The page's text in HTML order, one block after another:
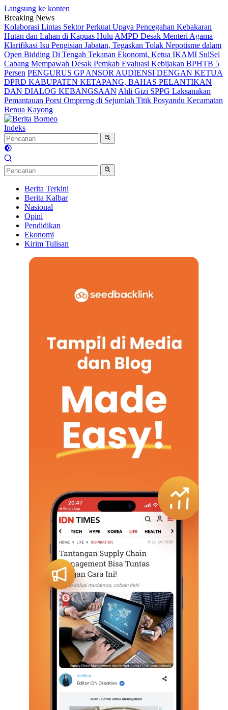
Langsung ke konten
Breaking News
Kolaborasi Lintas Sektor Perkuat Upaya Pencegahan Kebakaran
Hutan dan Lahan di Kapuas Hulu AMPD Desak Menteri Agama
Klarifikasi Isu Pengisian Jabatan, Tegaskan Tolak Nepotisme dalam
Open Bidding Di Tengah Tekanan Ekonomi, Ketua IKAMI SulSel
Cabang Mempawah Desak Pemkab Evaluasi Kebijakan BPHTB 5
Persen PENGURUS GP ANSOR AUDIENSI DENGAN KETUA
DPRD KABUPATEN KETAPANG, BAHAS PELANTIKAN
DAN DIALOG KEBANGSAAN Ahli Gizi SPPG Laksanakan
Pemantauan Porsi Ompreng di Sejumlah Titik Posyandu Kecamatan
Benua Kayong
Indeks
Berita Terkini
Berita Kalbar
Nasional
Opini
Pendidikan
Ekonomi
Kirim Tulisan